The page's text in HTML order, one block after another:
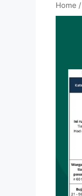
Home /